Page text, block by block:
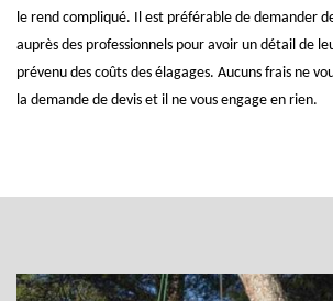
le rend compliqué. Il est préférable de demander
auprès des professionnels pour avoir un détail de
prévenu des coûts des élagages. Aucuns frais ne
la demande de devis et il ne vous engage en rien.